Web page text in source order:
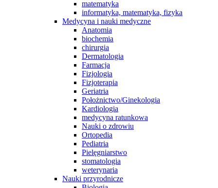
matematyka
informatyka, matematyka, fizyka
Medycyna i nauki medyczne
Anatomia
biochemia
chirurgia
Dermatologia
Farmacja
Fizjologia
Fizjoterapia
Geriatria
Położnictwo/Ginekologia
Kardiologia
medycyna ratunkowa
Nauki o zdrowiu
Ortopedia
Pediatria
Pielęgniarstwo
stomatologia
weterynaria
Nauki przyrodnicze